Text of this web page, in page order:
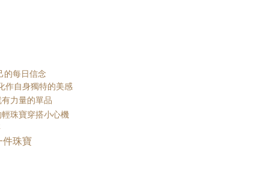
每日信念
自身獨特的美感
力量的單品
珠寶穿搭小心機
件珠寶